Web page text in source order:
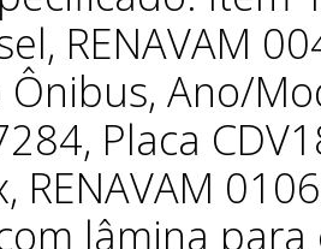
RENAVAM
Ano/
Placa
RENAVAM
lâmina